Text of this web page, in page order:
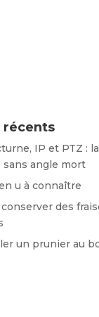
IP et PTZ :
angle mort
u à connaître
des
un prunier au